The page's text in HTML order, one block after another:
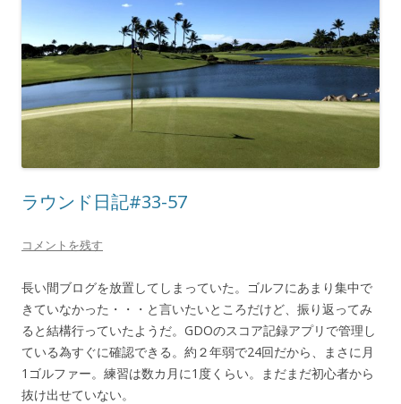
ラウンド日記#33-57
コメントを残す
長い間ブログを放置してしまっていた。ゴルフにあまり集中で
きていなかった・・・と言いたいところだけど、振り返ってみ
ると結構行っていたようだ。GDOのスコア記録アプリで管理し
ている為すぐに確認できる。約２年弱で24回だから、まさに月
1ゴルファー。練習は数カ月に1度くらい。まだまだ初心者から
抜け出せていない。